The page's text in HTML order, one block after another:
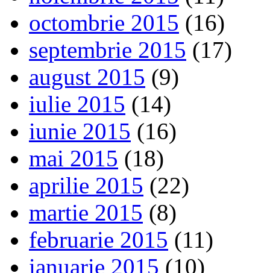
octombrie 2015 (16)
septembrie 2015 (17)
august 2015 (9)
iulie 2015 (14)
iunie 2015 (16)
mai 2015 (18)
aprilie 2015 (22)
martie 2015 (8)
februarie 2015 (11)
ianuarie 2015 (10)